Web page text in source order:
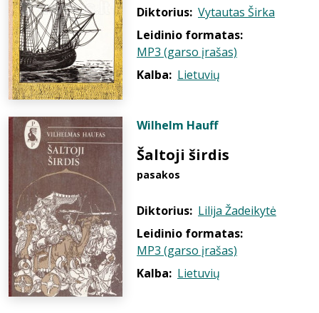
Diktorius: Vytautas Širka
Leidinio formatas:
MP3 (garso įrašas)
Kalba: Lietuvių
Wilhelm Hauff
Šaltoji širdis
pasakos
Diktorius: Lilija Žadeikytė
Leidinio formatas:
MP3 (garso įrašas)
Kalba: Lietuvių